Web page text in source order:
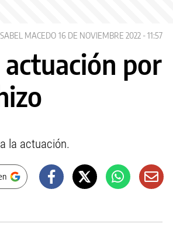
MACEDO 16 DE NOVIEMBRE 2022 - 11:57
por
la actuación.